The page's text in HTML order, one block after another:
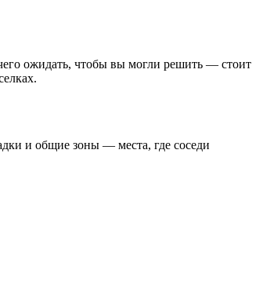
ожидать, чтобы вы могли решить — стоит
и общие зоны — места, где соседи